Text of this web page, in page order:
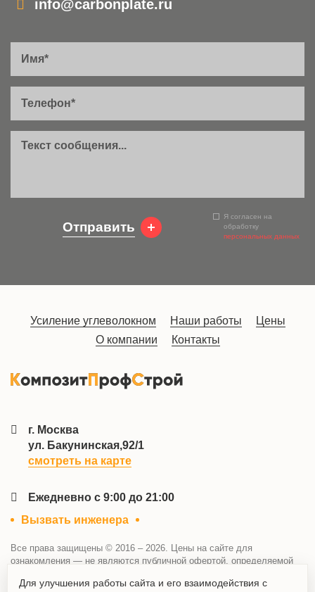
info@carbonplate.ru
Отправить
Я согласен на
обработку
персональных данных
Усиление углеволокном Наши работы
Цены
О компании
Контакты
г. Москва
ул. Бакунинская,92/1
смотреть на карте
Ежедневно с 9:00 до 21:00
Вызвать инженера
Все права защищены © 2016 – 2026. Цены на сайте для
ознакомления — не являются публичной офертой, определяемой
Федерации. Компания оставляет за собой права без уведомления
Для улучшения работы сайта и его взаимодействия с